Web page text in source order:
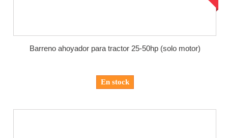
Barreno ahoyador para tractor 25-50hp (solo motor)
En stock